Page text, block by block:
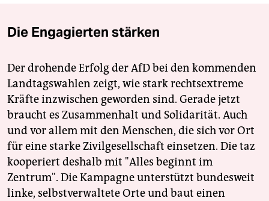
Die Engagierten stärken
Der drohende Erfolg der AfD bei den kommenden
Landtagswahlen zeigt, wie stark rechtsextreme
Kräfte inzwischen geworden sind. Gerade jetzt
braucht es Zusammenhalt und Solidarität. Auch
und vor allem mit den Menschen, die sich vor Ort
für eine starke Zivilgesellschaft einsetzen. Die taz
kooperiert deshalb mit "Alles beginnt im
Zentrum". Die Kampagne unterstützt bundesweit
linke, selbstverwaltete Orte und baut einen